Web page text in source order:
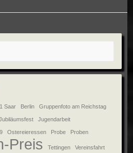
Saar Berlin Gruppenfoto am Reichstag
Jugendarbeit
Ostereieressen Probe Proben
Preis Tettingen Vereinsfahrt